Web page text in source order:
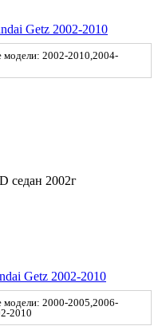
Getz 2002-2010
модели: 2002-2010,2004-
седан 2002г
Getz 2002-2010
модели: 2000-2005,2006-
2010